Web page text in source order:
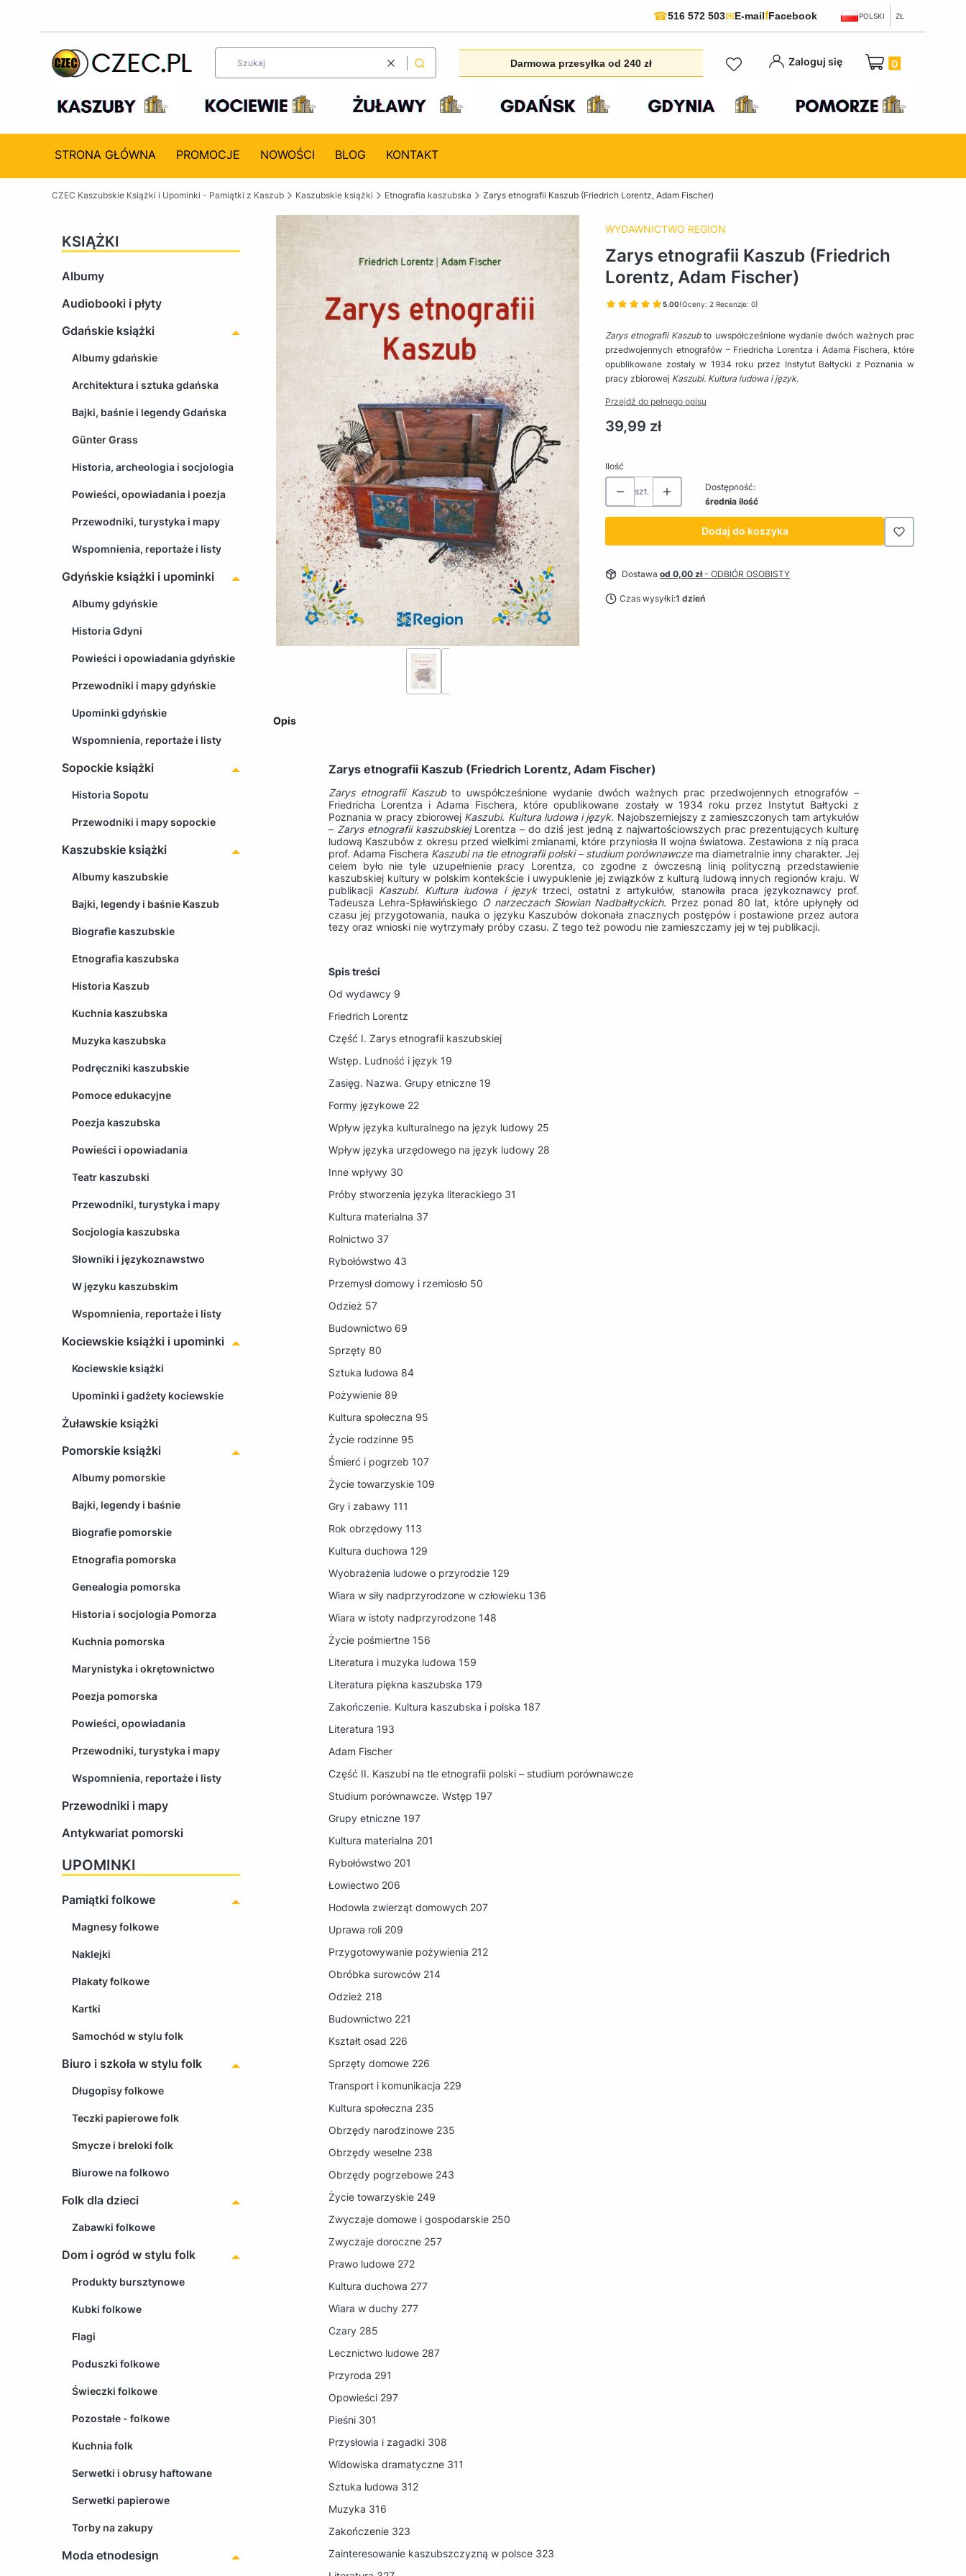
☎516 572 503✉E-mailfFacebook POLSKI ZŁ
WyczyśćSzukaj Darmowa przesyłka od 240 zł Zaloguj się Produkty w
STRONA GŁÓWNA PROMOCJE NOWOŚCI BLOG KONTAKT
CZEC Kaszubskie Książki i Upominki - Pamiątki z Kaszub Kaszubskie książki Etnografia kaszubska Zarys etnografii Kaszub (Friedrich Lorentz, Adam Fischer)
KSIĄŻKI
Albumy
Audiobooki i płyty
Gdańskie książki
Albumy gdańskie
Architektura i sztuka gdańska
Bajki, baśnie i legendy Gdańska
Günter Grass
Historia, archeologia i socjologia
Powieści, opowiadania i poezja
Przewodniki, turystyka i mapy
Wspomnienia, reportaże i listy
Gdyńskie książki i upominki
Albumy gdyńskie
Historia Gdyni
Powieści i opowiadania gdyńskie
Przewodniki i mapy gdyńskie
Upominki gdyńskie
Wspomnienia, reportaże i listy
Sopockie książki
Historia Sopotu
Przewodniki i mapy sopockie
Kaszubskie książki
Albumy kaszubskie
Bajki, legendy i baśnie Kaszub
Biografie kaszubskie
Etnografia kaszubska
Historia Kaszub
Kuchnia kaszubska
Muzyka kaszubska
Podręczniki kaszubskie
Pomoce edukacyjne
Poezja kaszubska
Powieści i opowiadania
Teatr kaszubski
Przewodniki, turystyka i mapy
Socjologia kaszubska
Słowniki i językoznawstwo
W języku kaszubskim
Wspomnienia, reportaże i listy
Kociewskie książki i upominki
Kociewskie książki
Upominki i gadżety kociewskie
Żuławskie książki
Pomorskie książki
Albumy pomorskie
Bajki, legendy i baśnie
Biografie pomorskie
Etnografia pomorska
Genealogia pomorska
Historia i socjologia Pomorza
Kuchnia pomorska
Marynistyka i okrętownictwo
Poezja pomorska
Powieści, opowiadania
Przewodniki, turystyka i mapy
Wspomnienia, reportaże i listy
Przewodniki i mapy
Antykwariat pomorski
UPOMINKI
Pamiątki folkowe
Magnesy folkowe
Naklejki
Plakaty folkowe
Kartki
Samochód w stylu folk
Biuro i szkoła w stylu folk
Długopisy folkowe
Teczki papierowe folk
Smycze i breloki folk
Biurowe na folkowo
Folk dla dzieci
Zabawki folkowe
Dom i ogród w stylu folk
Produkty bursztynowe
Kubki folkowe
Flagi
Poduszki folkowe
Świeczki folkowe
Pozostałe - folkowe
Kuchnia folk
Serwetki i obrusy haftowane
Serwetki papierowe
Torby na zakupy
Moda etnodesign
WYDAWNICTWO REGION
Zarys etnografii Kaszub (Friedrich
Lorentz, Adam Fischer)
5.00(Oceny: 2 Recenzje: 0)
Zarys etnografii Kaszubto uwspółcześnione wydanie dwóch ważnych prac
przedwojennych etnografów – Friedricha Lorentza i Adama Fischera, które
opublikowane zostały w 1934 roku przez Instytut Bałtycki z Poznania w
pracy zbiorowej Kaszubi. Kultura ludowa i język.
Przejdź do pełnego opisu
Cena
39,99 zł
Ilość
szt.
Dostępność:
średnia ilość
Dodaj do koszyka
Dostawa od 0,00 zł- ODBIÓR OSOBISTY
Czas wysyłki:1 dzień
Opis
Zarys etnografii Kaszub (Friedrich Lorentz, Adam Fischer)
Zarys etnografii Kaszubto uwspółcześnione wydanie dwóch ważnych prac przedwojennych etnografów –
Friedricha Lorentza i Adama Fischera, które opublikowane zostały w 1934 roku przez Instytut Bałtycki z
Poznania w pracy zbiorowej Kaszubi. Kultura ludowa i język. Najobszerniejszy z zamieszczonych tam artykułów
– Zarys etnografii kaszubskiejLorentza – do dziś jest jedną z najwartościowszych prac prezentujących kulturę
ludową Kaszubów z okresu przed wielkimi zmianami, które przyniosła II wojna światowa. Zestawiona z nią praca
prof. Adama Fischera Kaszubi na tle etnografii polski – studium porównawczema diametralnie inny charakter. Jej
celem było nie tyle uzupełnienie pracy Lorentza, co zgodne z ówczesną linią polityczną przedstawienie
kaszubskiej kultury w polskim kontekście i uwypuklenie jej związków z kulturą ludową innych regionów kraju. W
publikacji Kaszubi. Kultura ludowa i języktrzeci, ostatni z artykułów, stanowiła praca językoznawcy prof.
Tadeusza Lehra-Spławińskiego O narzeczach Słowian Nadbałtyckich. Przez ponad 80 lat, które upłynęły od
czasu jej przygotowania, nauka o języku Kaszubów dokonała znacznych postępów i postawione przez autora
tezy oraz wnioski nie wytrzymały próby czasu. Z tego też powodu nie zamieszczamy jej w tej publikacji.
Spis treści
Od wydawcy 9
Friedrich Lorentz
Część I. Zarys etnografii kaszubskiej
Wstęp. Ludność i język 19
Zasięg. Nazwa. Grupy etniczne 19
Formy językowe 22
Wpływ języka kulturalnego na język ludowy 25
Wpływ języka urzędowego na język ludowy 28
Inne wpływy 30
Próby stworzenia języka literackiego 31
Kultura materialna 37
Rolnictwo 37
Rybołówstwo 43
Przemysł domowy i rzemiosło 50
Odzież 57
Budownictwo 69
Sprzęty 80
Sztuka ludowa 84
Pożywienie 89
Kultura społeczna 95
Życie rodzinne 95
Śmierć i pogrzeb 107
Życie towarzyskie 109
Gry i zabawy 111
Rok obrzędowy 113
Kultura duchowa 129
Wyobrażenia ludowe o przyrodzie 129
Wiara w siły nadprzyrodzone w człowieku 136
Wiara w istoty nadprzyrodzone 148
Życie pośmiertne 156
Literatura i muzyka ludowa 159
Literatura piękna kaszubska 179
Zakończenie. Kultura kaszubska i polska 187
Literatura 193
Adam Fischer
Część II. Kaszubi na tle etnografii polski – studium porównawcze
Studium porównawcze. Wstęp 197
Grupy etniczne 197
Kultura materialna 201
Rybołówstwo 201
Łowiectwo 206
Hodowla zwierząt domowych 207
Uprawa roli 209
Przygotowywanie pożywienia 212
Obróbka surowców 214
Odzież 218
Budownictwo 221
Kształt osad 226
Sprzęty domowe 226
Transport i komunikacja 229
Kultura społeczna 235
Obrzędy narodzinowe 235
Obrzędy weselne 238
Obrzędy pogrzebowe 243
Życie towarzyskie 249
Zwyczaje domowe i gospodarskie 250
Zwyczaje doroczne 257
Prawo ludowe 272
Kultura duchowa 277
Wiara w duchy 277
Czary 285
Lecznictwo ludowe 287
Przyroda 291
Opowieści 297
Pieśni 301
Przysłowia i zagadki 308
Widowiska dramatyczne 311
Sztuka ludowa 312
Muzyka 316
Zakończenie 323
Zainteresowanie kaszubszczyzną w polsce 323